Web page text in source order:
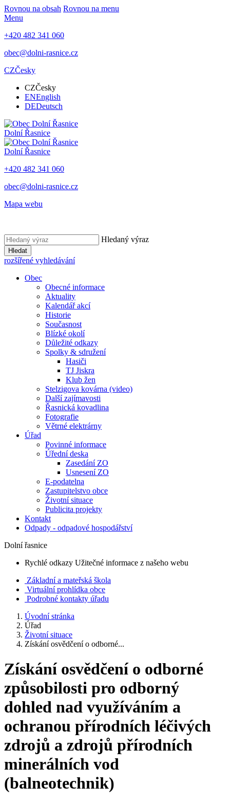
Rovnou na obsah Rovnou na menu
Menu
+420 482 341 060
obec@dolni-rasnice.cz
CZČesky
CZČesky
ENEnglish
DEDeutsch
Dolní Řasnice
Dolní Řasnice
+420 482 341 060
obec@dolni-rasnice.cz
Mapa webu
Hledaný výraz
Hledat
rozšířené vyhledávání
Obec
Obecné informace
Aktuality
Kalendář akcí
Historie
Současnost
Blízké okolí
Důležité odkazy
Spolky & sdružení
Hasiči
TJ Jiskra
Klub žen
Stelzigova kovárna (video)
Další zajímavosti
Řasnická kovadlina
Fotografie
Větrné elektrárny
Úřad
Povinné informace
Úřední deska
Zasedání ZO
Usnesení ZO
E-podatelna
Zastupitelstvo obce
Životní situace
Publicita projekty
Kontakt
Odpady - odpadové hospodářství
Dolní řasnice
Rychlé odkazy Užitečné informace z našeho webu
Základní a mateřská škola
Virtuální prohlídka obce
Podrobné kontakty úřadu
Úvodní stránka
Úřad
Životní situace
Získání osvědčení o odborné...
Získání osvědčení o odborné
způsobilosti pro odborný
dohled nad využíváním a
ochranou přírodních léčivých
zdrojů a zdrojů přírodních
minerálních vod
(balneotechnik)